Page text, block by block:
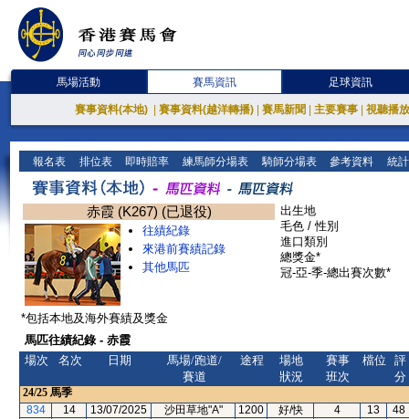
馬場活動 賽馬資訊 足球資訊
賽事資料(本地) 賽事資料(越洋轉播) 賽馬新聞 主要賽事 視聽播
報名表 排位表 即時賠率 練馬師分場表 騎師分場表 參考資料 統
赤霞 (K267) (已退役)
往績紀錄
來港前賽績記錄
其他馬匹
出生地
毛色 / 性別
進口類別
總獎金*
冠-亞-季-總出賽次數*
*包括本地及海外賽績及獎金
馬匹往績紀錄 - 赤霞
場次
名次 日期
馬場/跑道/
賽道
途程
場地
狀況
賽事
班次
檔位
評
分
24/25 馬季
834
14 13/07/2025 沙田草地"A" 1200 好/快 4 13
48